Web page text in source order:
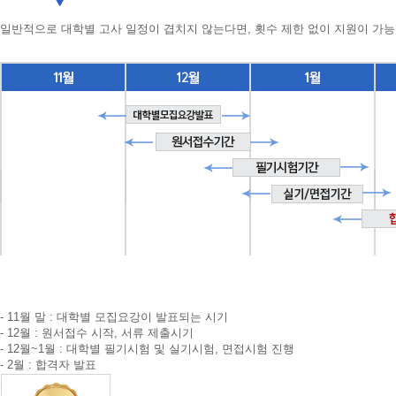
일반적으로 대학별 고사 일정이 겹치지 않는다면, 횟수 제한 없이 지원이 가
- 11월 말 : 대학별 모집요강이 발표되는 시기
- 12월 : 원서접수 시작, 서류 제출시기
- 12월~1월 : 대학별 필기시험 및 실기시험, 면접시험 진행
- 2월 : 합격자 발표